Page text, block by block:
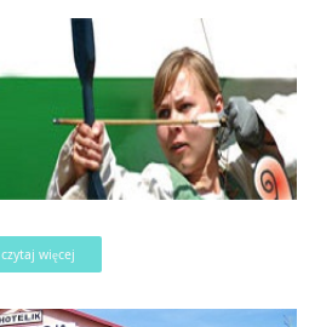
czytaj więcej